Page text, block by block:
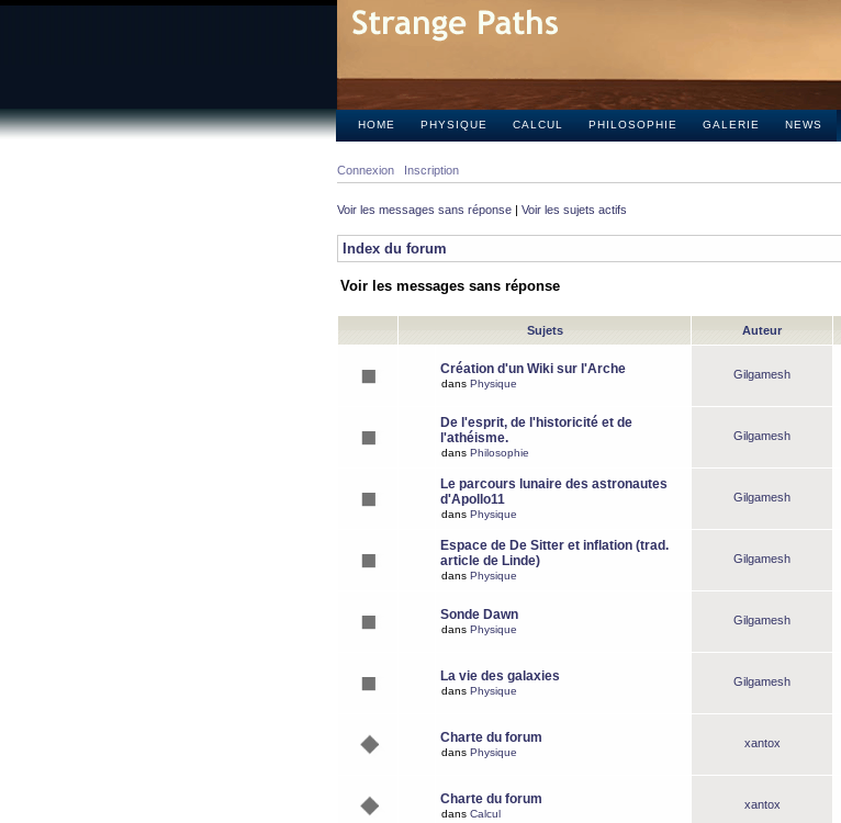
HOME PHYSIQUE CALCUL PHILOSOPHIE GALERIE NEWS
Connexion Inscription
Voir les messages sans réponse | Voir les sujets actifs
Index du forum
Voir les messages sans réponse
Sujets Auteur
Création d'un Wiki sur l'Arche
dans Physique
Gilgamesh
De l'esprit, de l'historicité et de
l'athéisme.
dans Philosophie
Gilgamesh
Le parcours lunaire des astronautes
d'Apollo11
dans Physique
Gilgamesh
Espace de De Sitter et inflation (trad.
article de Linde)
dans Physique
Gilgamesh
Sonde Dawn
dans Physique
Gilgamesh
La vie des galaxies
dans Physique
Gilgamesh
Charte du forum
dans Physique
xantox
Charte du forum
dans Calcul
xantox